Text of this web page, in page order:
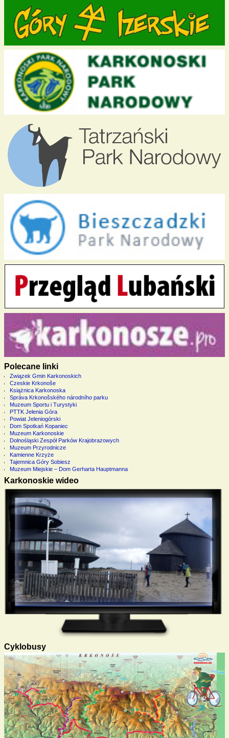
Polecane linki
Związek Gmin Karkonoskich
Czeskie Krkonoše
Książnica Karkonoska
Správa Krkonošského národního parku
Muzeum Sportu i Turystyki
PTTK Jelenia Góra
Powiat Jeleniogórski
Dom Spotkań Kopaniec
Muzeum Karkonoskie
Dolnośląski Zespół Parków Krajobrazowych
Muzeum Przyrodnicze
Kamienne Krzyże
Tajemnica Góry Sobiesz
Muzeum Miejskie – Dom Gerharta Hauptmanna
Karkonoskie wideo
Cyklobusy